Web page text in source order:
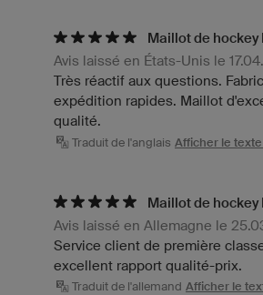
Maillot de hockey
Avis laissé en États-Unis le
Très réactif aux questions.
expédition rapides. Maillot
qualité.
Traduit de l'anglais Afficher le
Maillot de hockey
Avis laissé en Allemagne le
Service client de première
excellent rapport qualité-prix.
Traduit de l'allemand Afficher le